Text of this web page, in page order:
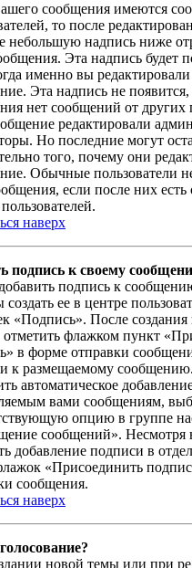
сообщения имеются
то после
небольшую надпись ниже
Эта надпись будет
именно вы
Эта надпись не
нет сообщений от других
редактировали
Но последние могут
того, почему они
Обычные пользователи
если после них
наверх
подпись к своему
подпись к
ее в центре
«Подпись». После
флажком пункт
в форме отправки
к размещаемому
автоматическое
вами сообщениям,
опцию в группе
сообщений». Несмотря
добавление подписи в
«Присоединить
сообщения.
наверх
новой темы или при